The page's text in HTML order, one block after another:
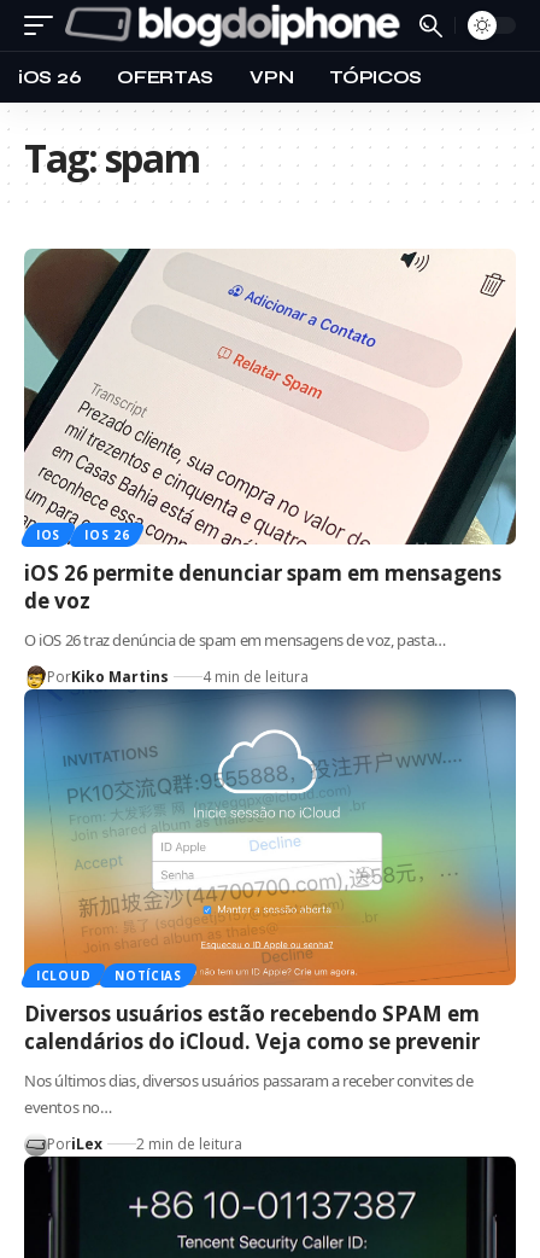
iOS 26 OFERTAS VPN TÓPICOS
Tag:spam
IOS IOS 26
iOS 26 permite denunciar spam em mensagens
de voz
O iOS 26 traz denúncia de spam em mensagens de voz, pasta…
PorKiko Martins 4 min de leitura
ICLOUD NOTÍCIAS
Diversos usuários estão recebendo SPAM em
calendários do iCloud. Veja como se prevenir
Nos últimos dias, diversos usuários passaram a receber convites de
eventos no…
PoriLex 2 min de leitura